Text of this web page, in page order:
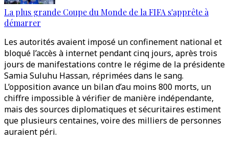
La plus grande Coupe du Monde de la FIFA s'apprête à
démarrer
Les autorités avaient imposé un confinement national et
bloqué l’accès à internet pendant cinq jours, après trois
jours de manifestations contre le régime de la présidente
Samia Suluhu Hassan, réprimées dans le sang.
L’opposition avance un bilan d’au moins 800 morts, un
chiffre impossible à vérifier de manière indépendante,
mais des sources diplomatiques et sécuritaires estiment
que plusieurs centaines, voire des milliers de personnes
auraient péri.